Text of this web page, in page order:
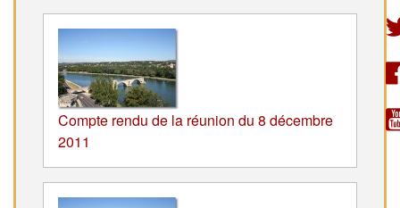
Compte rendu de la réunion du 8 décembre
2011